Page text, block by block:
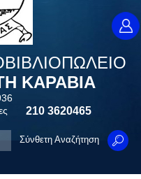
ΚΑΡΑΒΙΑ
210 3620465
Σύνθετη Αναζήτηση